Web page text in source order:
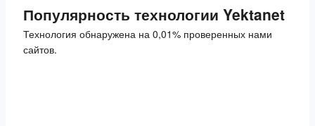
Популярность технологии Yektanet
Технология обнаружена на 0,01% проверенных нами
сайтов.